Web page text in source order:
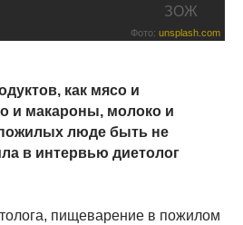
ЗОЖ
Фото: unsplash.com
как мясо и
и макароны, молоко и
люде быть не
в интервью диетолог
пищеварение в пожилом